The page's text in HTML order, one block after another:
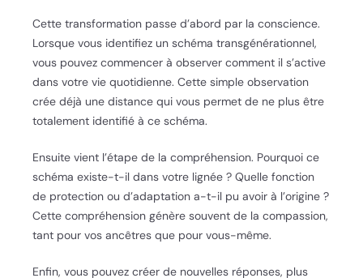
Cette transformation passe d’abord par la conscience.
Lorsque vous identifiez un schéma transgénérationnel,
vous pouvez commencer à observer comment il s’active
dans votre vie quotidienne. Cette simple observation
crée déjà une distance qui vous permet de ne plus être
totalement identifié à ce schéma.
Ensuite vient l’étape de la compréhension. Pourquoi ce
schéma existe-t-il dans votre lignée ? Quelle fonction
de protection ou d’adaptation a-t-il pu avoir à l’origine ?
Cette compréhension génère souvent de la compassion,
tant pour vos ancêtres que pour vous-même.
Enfin, vous pouvez créer de nouvelles réponses, plus